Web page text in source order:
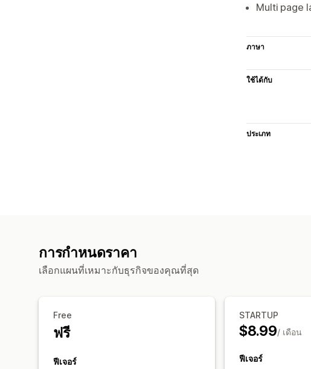
Multi page
ภาษา
ใช้ได้กับ
ประเภท
การกำหนดราคา
เลือกแผนที่เหมาะกับธุรกิจของคุณที่สุด
Free
ฟรี
ฟีเจอร์
STARTUP
$8.99/ เดือน
ฟีเจอร์